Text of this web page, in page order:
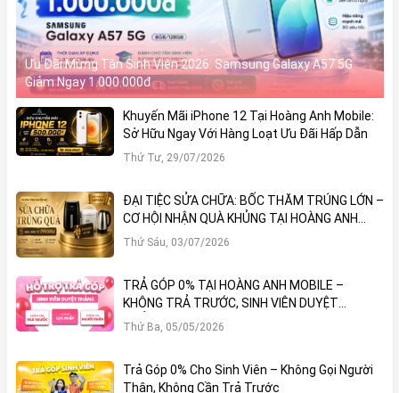
Ưu Đãi Mừng Tân Sinh Viên 2026: Samsung Galaxy A57 5G
Giảm Ngay 1.000.000đ
Khuyến Mãi iPhone 12 Tại Hoàng Anh Mobile:
Sở Hữu Ngay Với Hàng Loạt Ưu Đãi Hấp Dẫn
Thứ Tư, 29/07/2026
ĐẠI TIỆC SỬA CHỮA: BỐC THĂM TRÚNG LỚN –
CƠ HỘI NHẬN QUÀ KHỦNG TẠI HOÀNG ANH
MOBILE
Thứ Sáu, 03/07/2026
TRẢ GÓP 0% TẠI HOÀNG ANH MOBILE –
KHÔNG TRẢ TRƯỚC, SINH VIÊN DUYỆT
THẲNG!
Thứ Ba, 05/05/2026
Trả Góp 0% Cho Sinh Viên – Không Gọi Người
Thân, Không Cần Trả Trước